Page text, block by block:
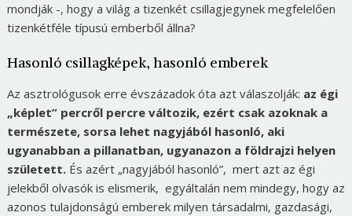
mondják -, hogy a világ a tizenkét csillagjegynek megfelelően
tizenkétféle típusú emberből állna?
Hasonló csillagképek, hasonló emberek
Az asztrológusok erre évszázadok óta azt válaszolják: az égi
„képlet” percről percre változik, ezért csak azoknak a
természete, sorsa lehet nagyjából hasonló, aki
ugyanabban a pillanatban, ugyanazon a földrajzi helyen
született.És azért „nagyjából hasonló”, mert azt az égi
jelekből olvasók is elismerik, egyáltalán nem mindegy, hogy az
azonos tulajdonságú emberek milyen társadalmi, gazdasági,